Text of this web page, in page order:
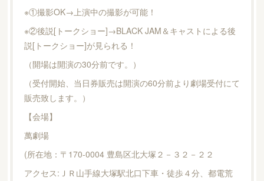
※①撮影OK→上演中の撮影が可能！
※②後説[トークショー]→BLACK JAM＆キャストによる後
説[トークショー]が見られる！
（開場は開演の30分前です。）
（受付開始、当日券販売は開演の60分前より劇場受付にて
販売致します。）
【会場】
萬劇場
(所在地：〒170-0004 豊島区北大塚２－３２－２２
アクセス:ＪＲ山手線大塚駅北口下車・徒歩４分、都電荒